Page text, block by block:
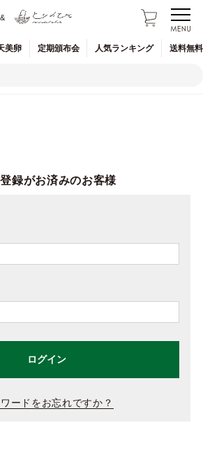
&
美卵 定期頒布会 人気ランキング 送料無
録がお済みのお客様
ログイン
ードをお忘れですか？